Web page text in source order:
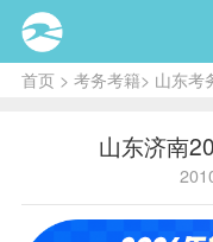
首页> 考务考籍> 山东考
山东济南